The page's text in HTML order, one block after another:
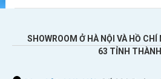
SHOWROOM Ở HÀ NỘI VÀ HỒ
63 TỈNH THÀNH